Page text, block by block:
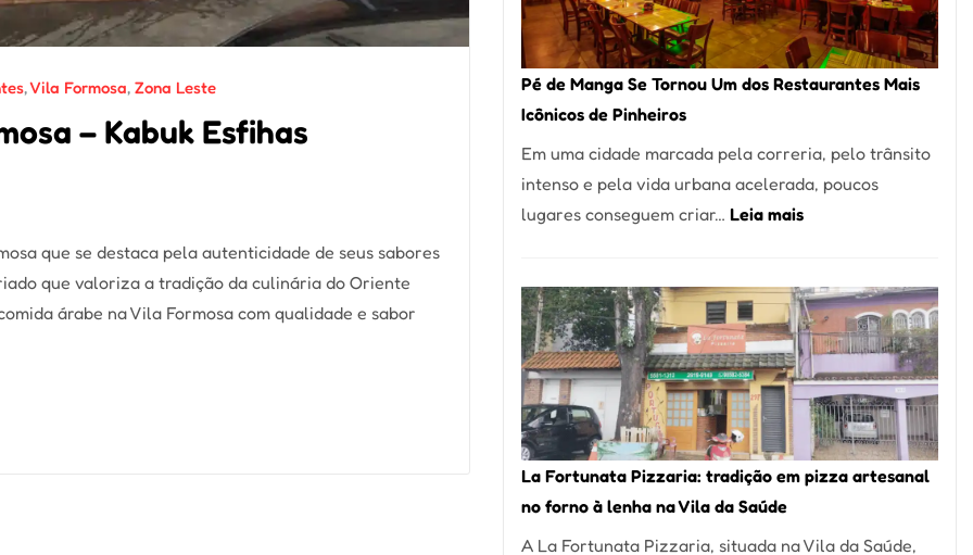
,Vila Formosa, Zona Leste
– Kabuk Esfihas
que se destaca pela autenticidade de seus sabores
que valoriza a tradição da culinária do Oriente
árabe na Vila Formosa com qualidade e sabor
Pé de Manga Se Tornou Um dos Restaurantes Mais
Icônicos de Pinheiros
Em uma cidade marcada pela correria, pelo trânsito
intenso e pela vida urbana acelerada, poucos
lugares conseguem criar… Leia mais:
Manga
Se
Tornou
Um
dos
Restaurantes
Mais
de
La Fortunata Pizzaria: tradição em pizza artesanal
no forno à lenha na Vila da Saúde
A La Fortunata Pizzaria, situada na Vila da Saúde,